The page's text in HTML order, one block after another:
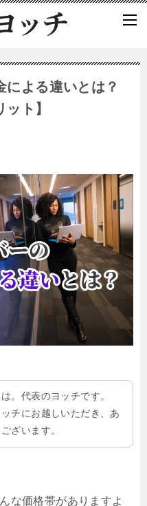
による違いとは？
ト】
。代表のヨッチです。
チにお越しいただき、あ
ざいます。
な価格帯がありますよ